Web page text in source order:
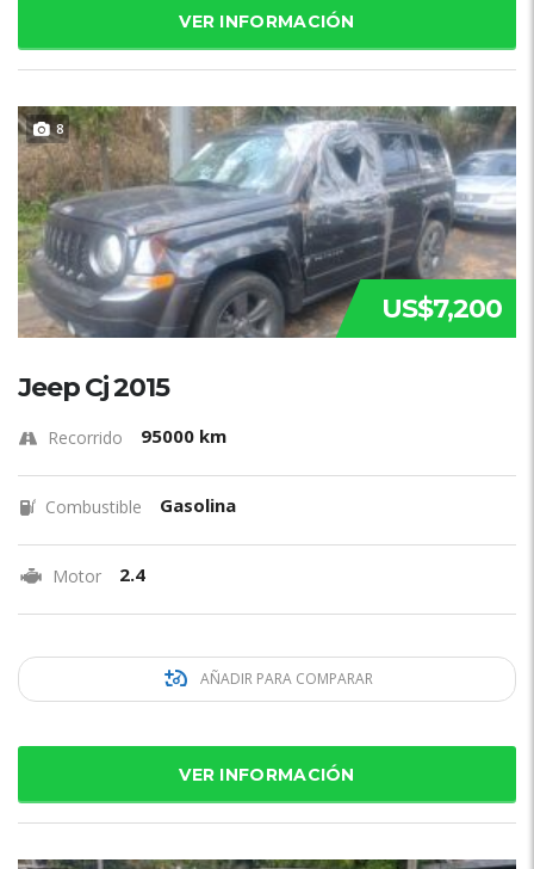
VER INFORMACIÓN
8
US$7,200
Jeep Cj 2015
Recorrido 95000 km
Combustible Gasolina
Motor 2.4
AÑADIR PARA COMPARAR
VER INFORMACIÓN